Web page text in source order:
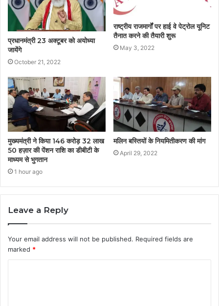
प्रधानमंत्री 23 अक्टूबर को अयोध्या
जायेंगे
October 21, 2022
राष्ट्रीय राजमार्गों पर हाई वे पेट्रोल यूनिट
तैनात करने की तैयारी शुरू
May 3, 2022
मुख्यमंत्री ने किया 146 करोड़ 32 लाख
50 हज़ार की पेंशन राशि का डीबीटी के
माध्यम से भुगतान
1 hour ago
मलिन बस्तियों के नियमितीकरण की मांग
April 29, 2022
Leave a Reply
Your email address will not be published. Required fields are
marked *